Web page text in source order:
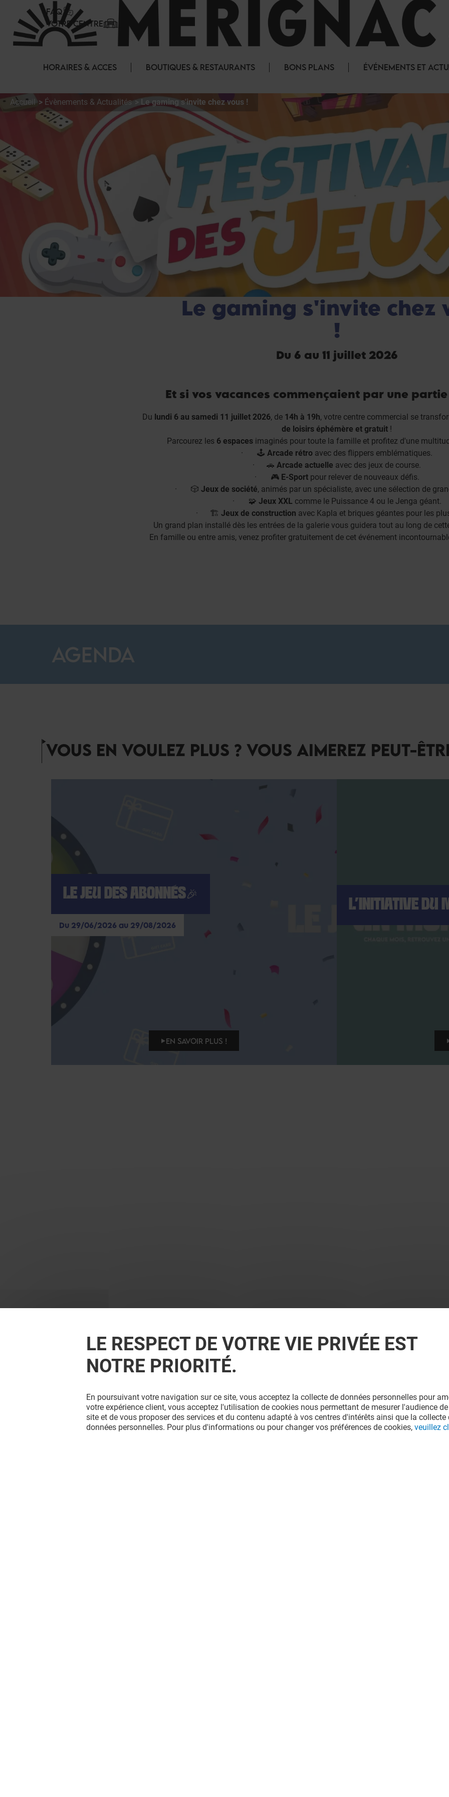
FAQ
VOTRE CENTRE
HORAIRES & ACCES BOUTIQUES & RESTAURANTS BONS PLANS ÉVÉNEMENTS ET
Accueil Évènements & Actualités Le gaming s'invite chez vous !
Le gaming s'invite chez
!
Du 6 au 11 juillet 2026
Et si vos vacances commençaient par une partie
Du lundi 6 au samedi 11 juillet 2026, de 14h à 19h, votre centre commercial se
de loisirs éphémère et gratuit !
Parcourez les 6 espaces imaginés pour toute la famille et profitez d'une
· 🕹️ Arcade rétro avec des flippers emblématiques.
· 🚗 Arcade actuelle avec des jeux de course.
· 🎮 E-Sportpour relever de nouveaux défis.
· 🎲 Jeux de société, animés par un spécialiste, avec une sélection de
· 🧩 Jeux XXL comme le Puissance 4 ou le Jenga géant.
· 🏗️ Jeux de construction avec Kapla et briques géantes pour les
Un grand plan installé dès les entrées de la galerie vous guidera tout au long de
En famille ou entre amis, venez profiter gratuitement de cet événement
AGENDA
VOUS EN VOULEZ PLUS ? VOUS AIMEREZ PEUT-
LE JEU DES ABONNÉS🎉
Du 29/06/2026 au 29/08/2026
EN SAVOIR PLUS !
L’INITIATIVE DU
Panneau de gestion des cookies
LE RESPECT DE VOTRE VIE PRIVÉE EST
NOTRE PRIORITÉ.
En poursuivant votre navigation sur ce site, vous acceptez la collecte de données personnelles pour
votre expérience client, vous acceptez l'utilisation de cookies nous permettant de mesurer l'audience
site et de vous proposer des services et du contenu adapté à vos centres d'intérêts ainsi que la collecte
données personnelles. Pour plus d'informations ou pour changer vos préférences de cookies, veuillez